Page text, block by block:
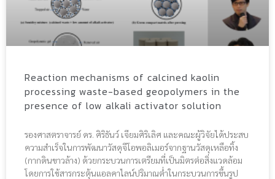
Reaction mechanisms of calcined kaolin
processing waste-based geopolymers in the
presence of low alkali activator solution
รองศาสตราจารย์ ดร. ศิริธันว์ เจียมศิริเลิศ และคณะผู้วิจัยได้ประสบ
ความสำเร็จในการพัฒนาวัสดุจีโอพอลิเมอร์จากฐานวัสดุเหลือทิ้ง
(กากดินขาวล้าง) ด้วยกระบวนการเตรียมที่เป็นมิตรต่อสิ่งแวดล้อม
โดยการใช้สารกระตุ้นแอลคาไลน์ปริมาณต่ำในกระบวนการขึ้นรูป